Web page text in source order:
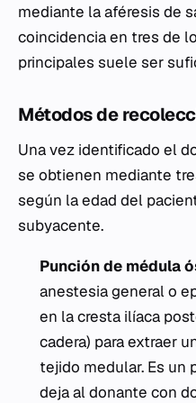
mediante la aféresis de
coincidencia en tres de
principales suele ser
Métodos de
Una vez identificado el
se obtienen mediante
según la edad del
subyacente.
Punción de médula
anestesia general o
en la cresta ilíaca
cadera) para extraer
tejido medular. Es un
deja al donante con